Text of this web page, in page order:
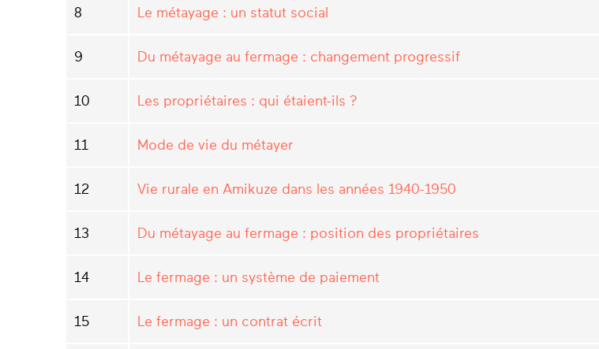
8 Le métayage : un statut social
9 Du métayage au fermage : changement progressif
10 Les propriétaires : qui étaient-ils ?
11 Mode de vie du métayer
12 Vie rurale en Amikuze dans les années 1940-1950
13 Du métayage au fermage : position des propriétaires
14 Le fermage : un système de paiement
15 Le fermage : un contrat écrit